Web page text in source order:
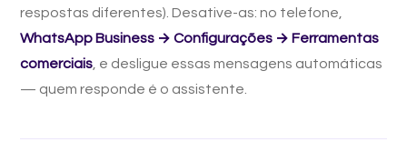
respostas diferentes). Desative-as: no telefone,
WhatsApp Business → Configurações → Ferramentas
comerciais , e desligue essas mensagens automáticas
— quem responde é o assistente.